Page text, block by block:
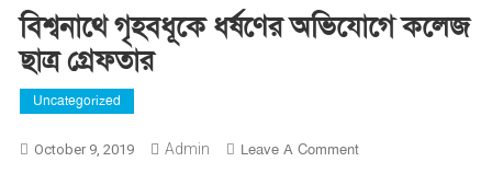
বিশ্বনাথে গৃহবধূকে ধর্ষণের অভিযোগে কলেজ
ছাত্র গ্রেফতার
Uncategorized
October 9, 2019 Admin Leave A CommentOn